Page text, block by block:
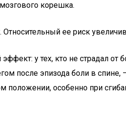
корешка.
ее риск
у тех, кто не страдал от
после эпизода боли в
особенно при